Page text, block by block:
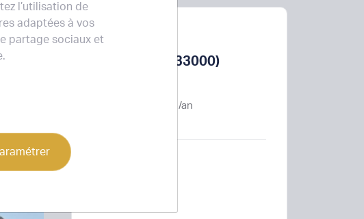
l’utilisation de
adaptées à vos
partage sociaux et
BORDEAUX (33000)
HT HC /m² /an